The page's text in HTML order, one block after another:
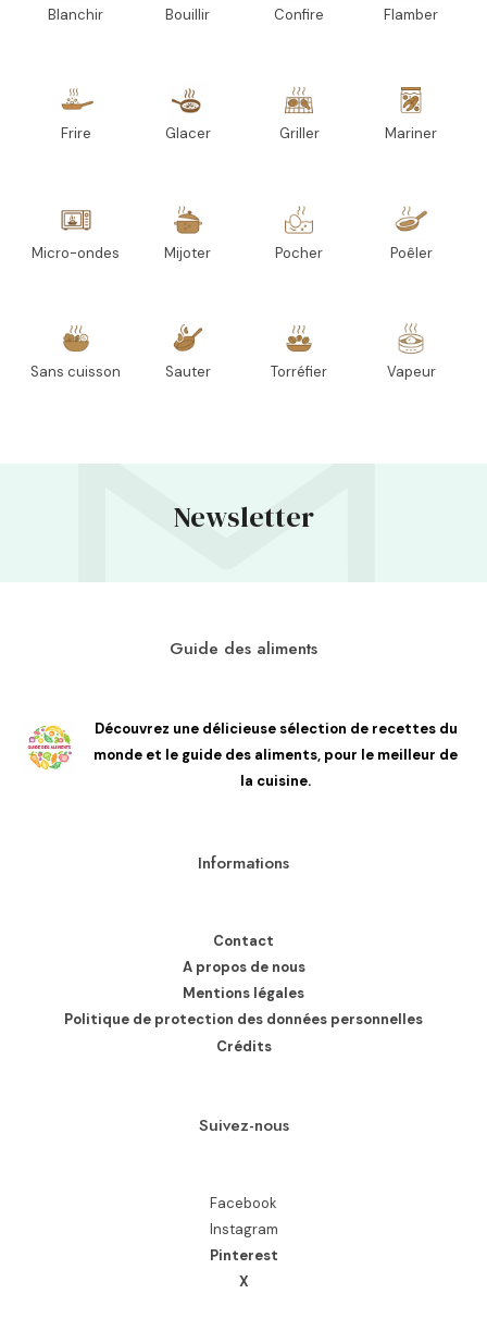
Blanchir Bouillir Confire Flamber
Frire Glacer Griller Mariner
Micro-ondes Mijoter Pocher Poêler
Sans cuisson Sauter Torréfier Vapeur
Newsletter
Guide des aliments
Découvrez une délicieuse sélection de recettes du
monde et le guide des aliments, pour le meilleur de
la cuisine.
Informations
Contact
A propos de nous
Mentions légales
Politique de protection des données personnelles
Crédits
Suivez-nous
Facebook
Instagram
Pinterest
X